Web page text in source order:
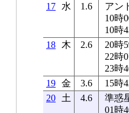
17
水 1.6
アン
10時
10時
18
木 2.6
20時
22時
23時
19 金 3.6
15時
20
土 4.6
準惑
01時